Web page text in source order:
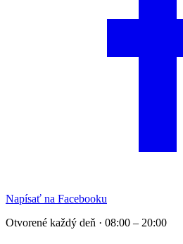
Napísať na Facebooku
Otvorené každý deň · 08:00 – 20:00